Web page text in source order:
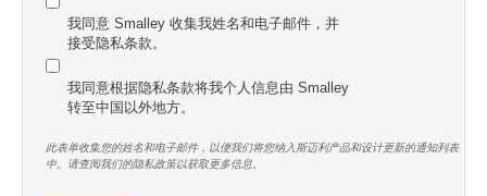
我同意 Smalley 收集我姓名和电子邮件，并
接受隐私条款。
我同意根据隐私条款将我个人信息由 Smalley
转至中国以外地方。
此表单收集您的姓名和电子邮件，以便我们将您纳入斯迈利产品和设计更新的通知列表
中。请查阅我们的隐私政策以获取更多信息。